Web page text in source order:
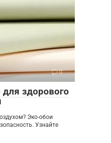
0
здорового
Эко-обои
Узнайте